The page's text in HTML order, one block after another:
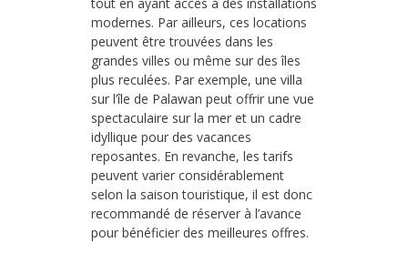
modernes. Par ailleurs, ces locations
peuvent être trouvées dans les
grandes villes ou même sur des îles
plus reculées. Par exemple, une villa
sur l’île de Palawan peut offrir une vue
spectaculaire sur la mer et un cadre
idyllique pour des vacances
reposantes. En revanche, les tarifs
peuvent varier considérablement
selon la saison touristique, il est donc
recommandé de réserver à l’avance
pour bénéficier des meilleures offres.